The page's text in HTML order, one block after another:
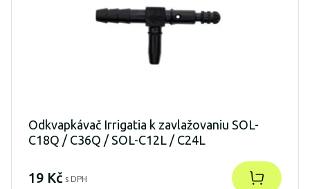
Odkvapkávač Irrigatia k zavlažovaniu SOL-
C18Q / C36Q / SOL-C12L / C24L
19 Kč s DPH